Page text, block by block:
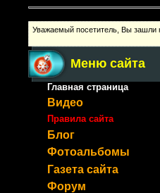
Уважаемый посетитель, Вы зашли
Меню сайта
Главная страница
Видео
Правила сайта
Блог
Фотоальбомы
Газета сайта
Форум